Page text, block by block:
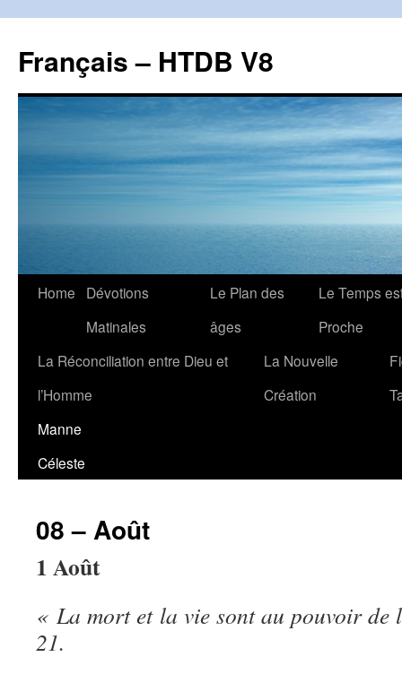
Français – HTDB V8
Skip
content
Home
Dévotions
Matinales
Le Plan des
âges
Le Temps
Proche
La Réconciliation entre Dieu et
l’Homme
La Nouvelle
Création
Manne
Céleste
08 – Août
1 Août
« La mort et la vie sont au pouvoir
21.